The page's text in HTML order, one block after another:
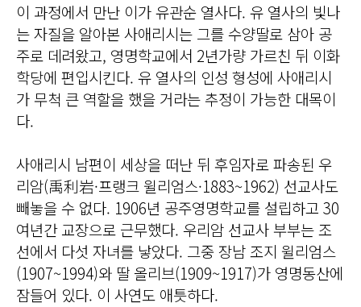
이 과정에서 만난 이가 유관순 열사다. 유 열사의 빛나
는 자질을 알아본 사애리시는 그를 수양딸로 삼아 공
주로 데려왔고, 영명학교에서 2년가량 가르친 뒤 이화
학당에 편입시킨다. 유 열사의 인성 형성에 사애리시
가 무척 큰 역할을 했을 거라는 추정이 가능한 대목이
다.
사애리시 남편이 세상을 떠난 뒤 후임자로 파송된 우
리암(禹利岩·프랭크 윌리엄스·1883~1962) 선교사도
빼놓을 수 없다. 1906년 공주영명학교를 설립하고 30
여년간 교장으로 근무했다. 우리암 선교사 부부는 조
선에서 다섯 자녀를 낳았다. 그중 장남 조지 윌리엄스
(1907~1994)와 딸 올리브(1909~1917)가 영명동산에
잠들어 있다. 이 사연도 애틋하다.